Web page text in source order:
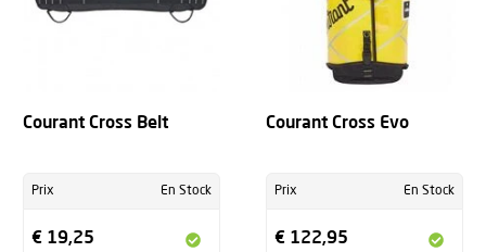
Courant Cross Belt
Prix En Stock
€ 19,25
Courant Cross Evo
Prix En Stock
€ 122,95